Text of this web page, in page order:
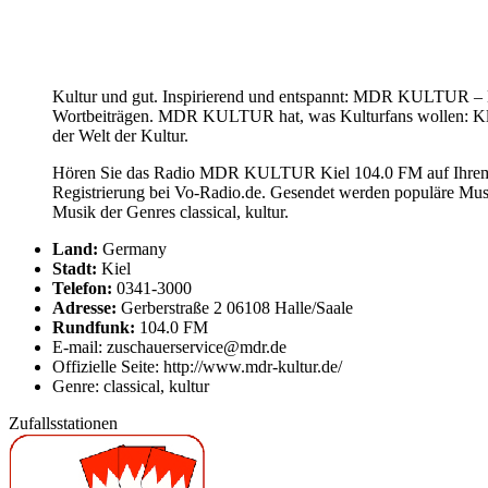
Kultur und gut. Inspirierend und entspannt: MDR KULTUR –
Wortbeiträgen. MDR KULTUR hat, was Kulturfans wollen:
der Welt der Kultur.
Hören Sie das Radio MDR KULTUR Kiel 104.0 FM auf
Registrierung bei Vo-Radio.de. Gesendet werden populäre
Musik der Genres classical, kultur.
Land: Germany
Stadt: Kiel
Telefon: 0341-3000
Adresse: Gerberstraße 2 06108 Halle/Saale
Rundfunk: 104.0 FM
E-mail: zuschauerservice@mdr.de
Offizielle Seite: http://www.mdr-kultur.de/
Genre: classical, kultur
Zufallsstationen